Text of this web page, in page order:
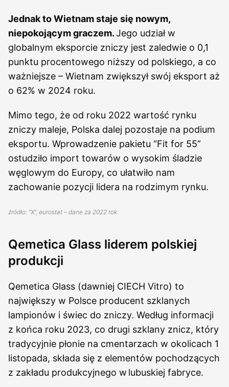
Jednak to Wietnam staje się nowym,
niepokojącym graczem.Jego udział w
globalnym eksporcie zniczy jest zaledwie o 0,1
punktu procentowego niższy od polskiego, a co
ważniejsze – Wietnam zwiększył swój eksport aż
o 62% w 2024 roku.
Mimo tego, że od roku 2022 wartość rynku
zniczy maleje, Polska dalej pozostaje na podium
eksportu. Wprowadzenie pakietu “Fit for 55”
ostudziło import towarów o wysokim śladzie
węglowym do Europy, co ułatwiło nam
zachowanie pozycji lidera na rodzimym rynku.
źródło: “X”, eurostat – dane za 2022 rok
Qemetica Glass liderem polskiej
produkcji
Qemetica Glass (dawniej CIECH Vitro) to
największy w Polsce producent szklanych
lampionów i świec do zniczy. Według informacji
z końca roku 2023, co drugi szklany znicz, który
tradycyjnie płonie na cmentarzach w okolicach 1
listopada, składa się z elementów pochodzących
z zakładu produkcyjnego w lubuskiej fabryce.